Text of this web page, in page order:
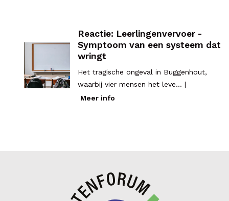
Reactie: Leerlingenvervoer -
Symptoom van een systeem dat
wringt
Het tragische ongeval in Buggenhout,
waarbij vier mensen het leve... |
Meer info